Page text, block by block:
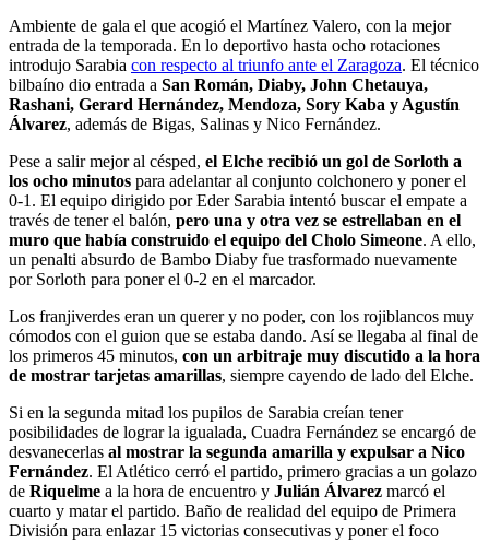
Ambiente de gala el que acogió el Martínez Valero, con la mejor
entrada de la temporada. En lo deportivo hasta ocho rotaciones
introdujo Sarabia con respecto al triunfo ante el Zaragoza. El técnico
bilbaíno dio entrada a San Román, Diaby, John Chetauya,
Rashani, Gerard Hernández, Mendoza, Sory Kaba y Agustín
Álvarez, además de Bigas, Salinas y Nico Fernández.
Pese a salir mejor al césped, el Elche recibió un gol de Sorloth a
los ocho minutos para adelantar al conjunto colchonero y poner el
0-1. El equipo dirigido por Eder Sarabia intentó buscar el empate a
través de tener el balón, pero una y otra vez se estrellaban en el
muro que había construido el equipo del Cholo Simeone. A ello,
un penalti absurdo de Bambo Diaby fue trasformado nuevamente
por Sorloth para poner el 0-2 en el marcador.
Los franjiverdes eran un querer y no poder, con los rojiblancos muy
cómodos con el guion que se estaba dando. Así se llegaba al final de
los primeros 45 minutos, con un arbitraje muy discutido a la hora
de mostrar tarjetas amarillas, siempre cayendo de lado del Elche.
Si en la segunda mitad los pupilos de Sarabia creían tener
posibilidades de lograr la igualada, Cuadra Fernández se encargó de
desvanecerlas al mostrar la segunda amarilla y expulsar a Nico
Fernández. El Atlético cerró el partido, primero gracias a un golazo
de Riquelme a la hora de encuentro y Julián Álvarez marcó el
cuarto y matar el partido. Baño de realidad del equipo de Primera
División para enlazar 15 victorias consecutivas y poner el foco